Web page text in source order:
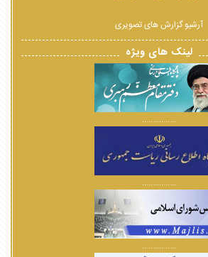
آرشیو گزارش های تصویری
لینک های ویژه
................
................
................